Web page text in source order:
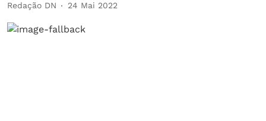
Redação DN 24 Mai 2022